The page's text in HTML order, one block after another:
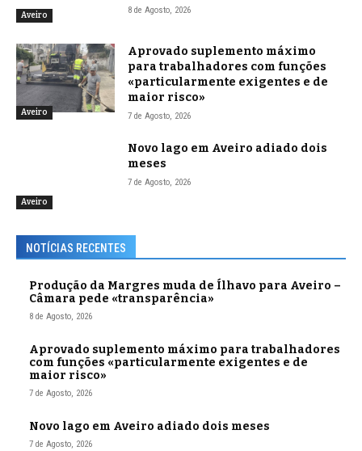
Aveiro 8 de Agosto, 2026
Aveiro
Aprovado suplemento máximo
para trabalhadores com funções
«particularmente exigentes e de
maior risco»
7 de Agosto, 2026
Aveiro
Novo lago em Aveiro adiado dois
meses
7 de Agosto, 2026
NOTÍCIAS RECENTES
Produção da Margres muda de Ílhavo para Aveiro –
Câmara pede «transparência»
8 de Agosto, 2026
Aprovado suplemento máximo para trabalhadores
com funções «particularmente exigentes e de
maior risco»
7 de Agosto, 2026
Novo lago em Aveiro adiado dois meses
7 de Agosto, 2026